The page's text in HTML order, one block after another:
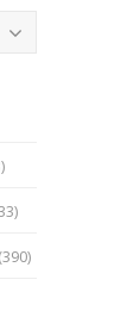
(390)